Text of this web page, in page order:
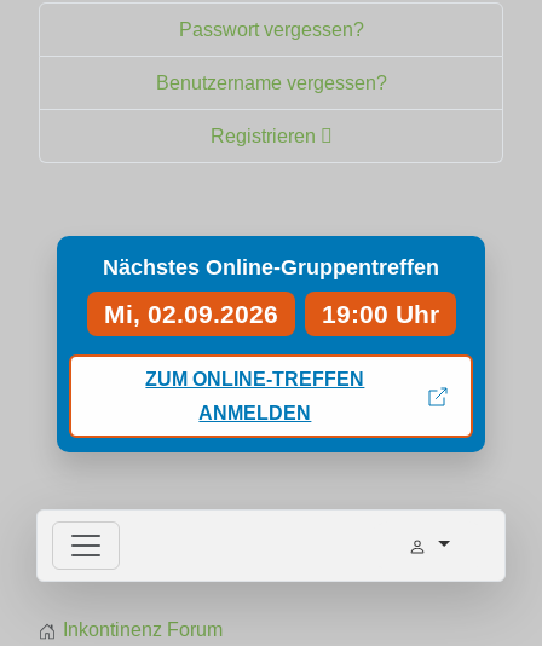
Passwort vergessen?
Benutzername vergessen?
Registrieren
Nächstes Online-Gruppentreffen
Mi, 02.09.2026 19:00 Uhr
ZUM ONLINE-TREFFEN
ANMELDEN
Inkontinenz Forum